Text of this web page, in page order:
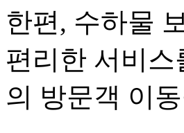
한편, 수하물
편리한 서비
의 방문객 이